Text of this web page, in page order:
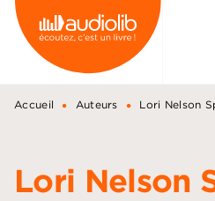
MENU RECHERCHE
PIED DE PAGE
Accueil • Auteurs • Lori Nelson
Lori Nelson